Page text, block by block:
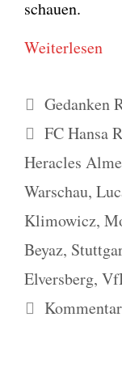
schau­en.
Wei­ter­le­sen
Kategorien
Gedanken
FC Hansa
Heracles
Warschau,
Klimowicz,
Beyaz,
Elversberg,